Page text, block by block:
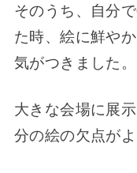
そのうち、自分
た時、絵に鮮や
気がつきました。
大きな会場に展
分の絵の欠点が